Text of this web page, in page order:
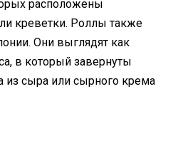
расположены
креветки. Роллы также
Они выглядят как
в который завернуты
из сыра или сырного крема